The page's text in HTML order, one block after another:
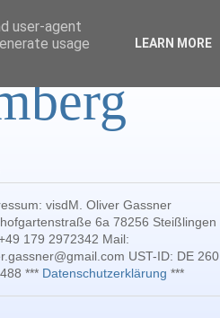
visdM. Oliver Gassner
6a 78256 Steißlingen
179 2972342 Mail:
UST-ID: DE 260
*** Datenschutzerklärung ***
user-agent
usage
LEARN MORE